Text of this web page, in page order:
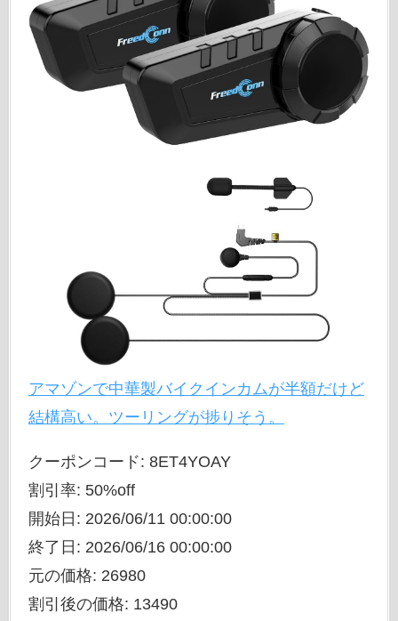
アマゾンで中華製バイクインカムが半額だけど
結構高い。ツーリングが捗りそう。
クーポンコード: 8ET4YOAY
割引率: 50%off
開始日: 2026/06/11 00:00:00
終了日: 2026/06/16 00:00:00
元の価格: 26980
割引後の価格: 13490